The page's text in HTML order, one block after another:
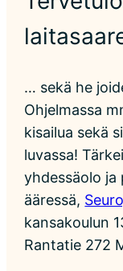
… sekä he
Ohjelmassa
kisailua sekä
luvassa!
yhdessäolo ja
ääressä,
kansakoulun
Rantatie 272